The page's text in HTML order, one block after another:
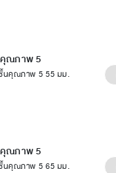
คุณภาพ 5
ชั้นคุณภาพ 5 55 มม.
คุณภาพ 5
ชั้นคุณภาพ 5 65 มม.